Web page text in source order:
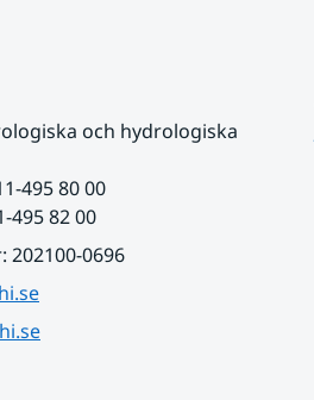
och hydrologiska
495 80 00
495 82 00
0696